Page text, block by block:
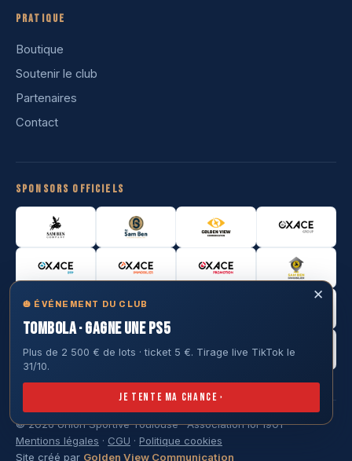
✕
🎃 ÉVÉNEMENT DU CLUB
TOMBOLA · GAGNE UNE PS5
Plus de 2 500 € de lots · ticket 5 €. Tirage live TikTok le
31/10.
Je tente ma chance ›
Pratique
Boutique
Soutenir le club
Partenaires
Contact
Sponsors officiels
© 2026 Union Sportive Toulouse · Association loi 1901
Mentions légales · CGU · Politique cookies
Site créé par Golden View Communication